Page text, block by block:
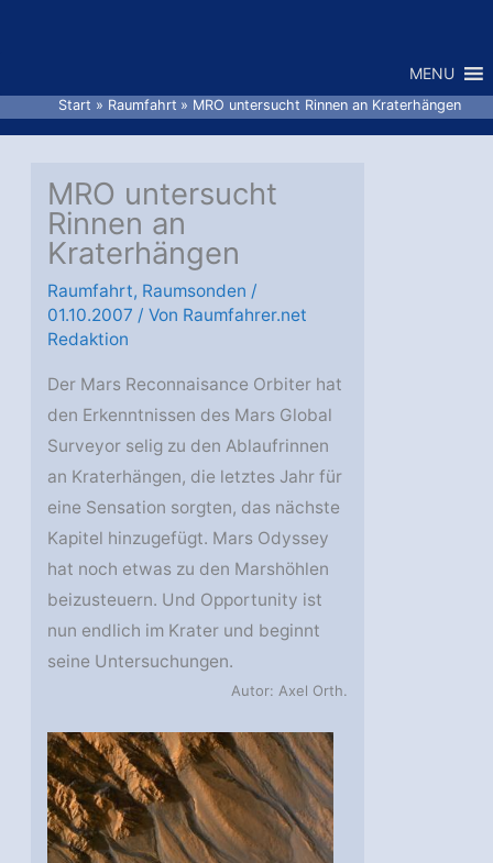
MENU
Start Raumfahrt MRO untersucht Rinnen an Kraterhängen
MRO untersucht
Rinnen an
Kraterhängen
Raumfahrt, Raumsonden /
01.10.2007 / Von Raumfahrer.net
Redaktion
Der Mars Reconnaisance Orbiter hat
den Erkenntnissen des Mars Global
Surveyor selig zu den Ablaufrinnen
an Kraterhängen, die letztes Jahr für
eine Sensation sorgten, das nächste
Kapitel hinzugefügt. Mars Odyssey
hat noch etwas zu den Marshöhlen
beizusteuern. Und Opportunity ist
nun endlich im Krater und beginnt
seine Untersuchungen.
Autor: Axel Orth.